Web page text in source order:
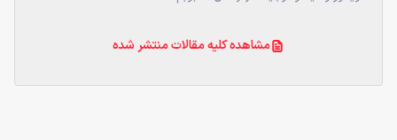
مشاهده کلیه مقالات منتشر شده